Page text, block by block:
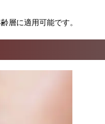
層に適用可能です。